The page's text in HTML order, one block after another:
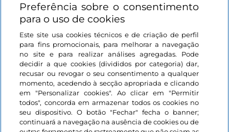
Ligações úteis
Iniciar sessão
Mantenha-se em contacto
Preferência sobre o consentimento
para o uso de cookies
Este site usa cookies técnicos e de criação de perfil
para fins promocionais, para melhorar a navegação
no site e para realizar análises agregadas. Pode
decidir a que cookies (divididos por categoria) dar,
recusar ou revogar o seu consentimento a qualquer
momento, acedendo à secção apropriada e clicando
em "Personalizar cookies". Ao clicar em "Permitir
todos", concorda em armazenar todos os cookies no
seu dispositivo. O botão "Fechar" fecha o banner;
continuará a navegação na ausência de cookies ou de